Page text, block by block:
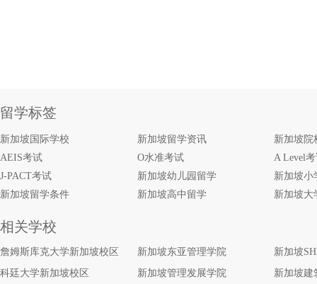
留学标签
新加坡国际学校 新加坡留学资讯
新加坡院
AEIS考试
O水准考试
A Level
J-PACT考试
新加坡幼儿园留学
新加坡小
新加坡留学条件
新加坡高中留学 新加坡大
相关学校
詹姆斯库克大学新加坡校区 新加坡东亚管理学院
新加坡
科廷大学新加坡校区
新加坡管理发展学院
新加坡建